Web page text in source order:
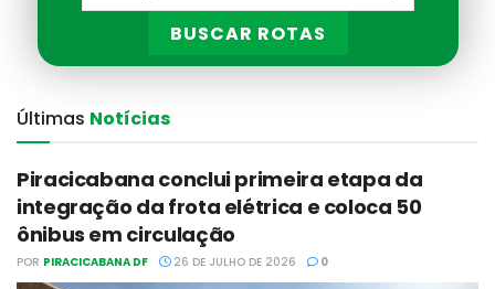
BUSCAR ROTAS
Últimas‎ Notícias
Piracicabana conclui primeira etapa da
integração da frota elétrica e coloca 50
ônibus em circulação
POR PIRACICABANA DF 26 DE JULHO DE 2026 0